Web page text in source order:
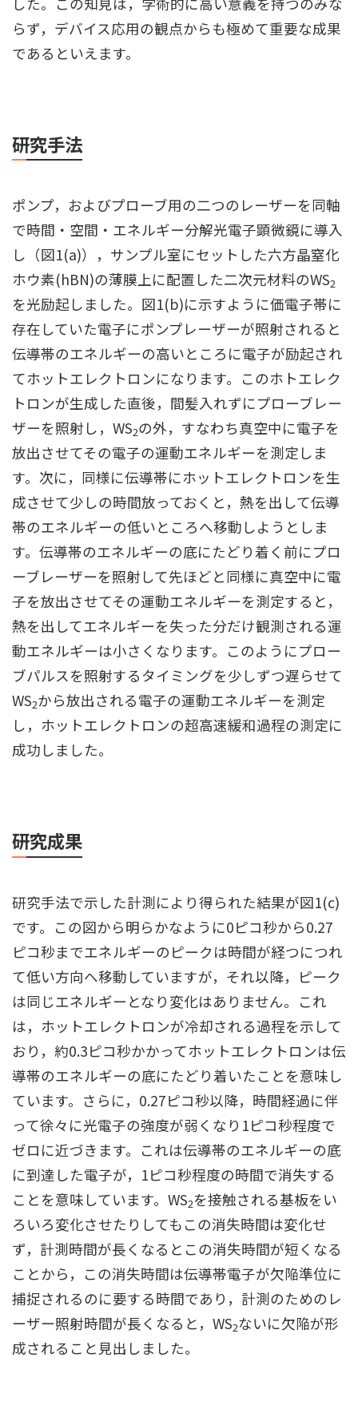
らず，デバイス応用の観点からも極めて重要な成果
であるといえます。
研究手法
ポンプ，およびプローブ用の二つのレーザーを同軸
で時間・空間・エネルギー分解光電子顕微鏡に導入
し（図1(a)），サンプル室にセットした六方晶窒化
ホウ素(hBN)の薄膜上に配置した二次元材料のWS2
を光励起しました。図1(b)に示すように価電子帯に
存在していた電子にポンプレーザーが照射されると
伝導帯のエネルギーの高いところに電子が励起され
てホットエレクトロンになります。このホトエレク
トロンが生成した直後，間髪入れずにプローブレー
ザーを照射し，WS2の外，すなわち真空中に電子を
放出させてその電子の運動エネルギーを測定しま
す。次に，同様に伝導帯にホットエレクトロンを生
成させて少しの時間放っておくと，熱を出して伝導
帯のエネルギーの低いところへ移動しようとしま
す。伝導帯のエネルギーの底にたどり着く前にプロ
ーブレーザーを照射して先ほどと同様に真空中に電
子を放出させてその運動エネルギーを測定すると，
熱を出してエネルギーを失った分だけ観測される運
動エネルギーは小さくなります。このようにプロー
ブパルスを照射するタイミングを少しずつ遅らせて
WS2から放出される電子の運動エネルギーを測定
し，ホットエレクトロンの超高速緩和過程の測定に
成功しました。
研究成果
研究手法で示した計測により得られた結果が図1(c)
です。この図から明らかなように0ピコ秒から0.27
ピコ秒までエネルギーのピークは時間が経つにつれ
て低い方向へ移動していますが，それ以降，ピーク
は同じエネルギーとなり変化はありません。これ
は，ホットエレクトロンが冷却される過程を示して
おり，約0.3ピコ秒かかってホットエレクトロンは伝
導帯のエネルギーの底にたどり着いたことを意味し
ています。さらに，0.27ピコ秒以降，時間経過に伴
って徐々に光電子の強度が弱くなり1ピコ秒程度で
ゼロに近づきます。これは伝導帯のエネルギーの底
に到達した電子が，1ピコ秒程度の時間で消失する
ことを意味しています。WS2を接触される基板をい
ろいろ変化させたりしてもこの消失時間は変化せ
ず，計測時間が長くなるとこの消失時間が短くなる
ことから，この消失時間は伝導帯電子が欠陥準位に
捕捉されるのに要する時間であり，計測のためのレ
ーザー照射時間が長くなると，WS2ないに欠陥が形
成されること見出しました。